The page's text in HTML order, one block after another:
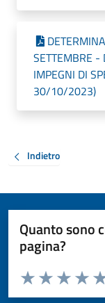
SETTEMBRE
IMPEGNI DI
30/10/2023)
Indietro
Quanto sono
pagina?
Valuta da 1 a 5 stelle
Valuta 3
Valuta 2
Valuta 1 stelle su